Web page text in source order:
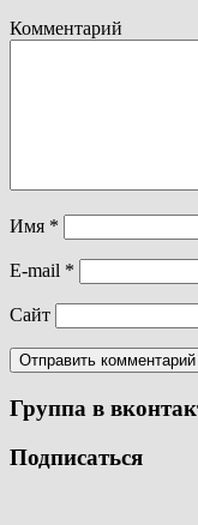
Комментарий
Имя *
E-mail *
Сайт
Группа в
Подписаться